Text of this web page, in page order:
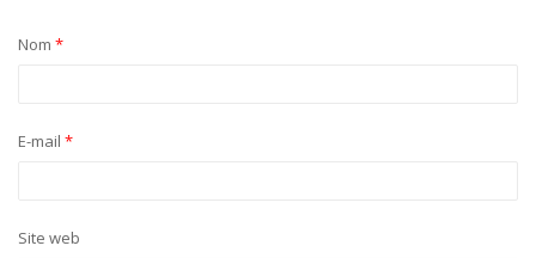
Nom *
E-mail *
Site web